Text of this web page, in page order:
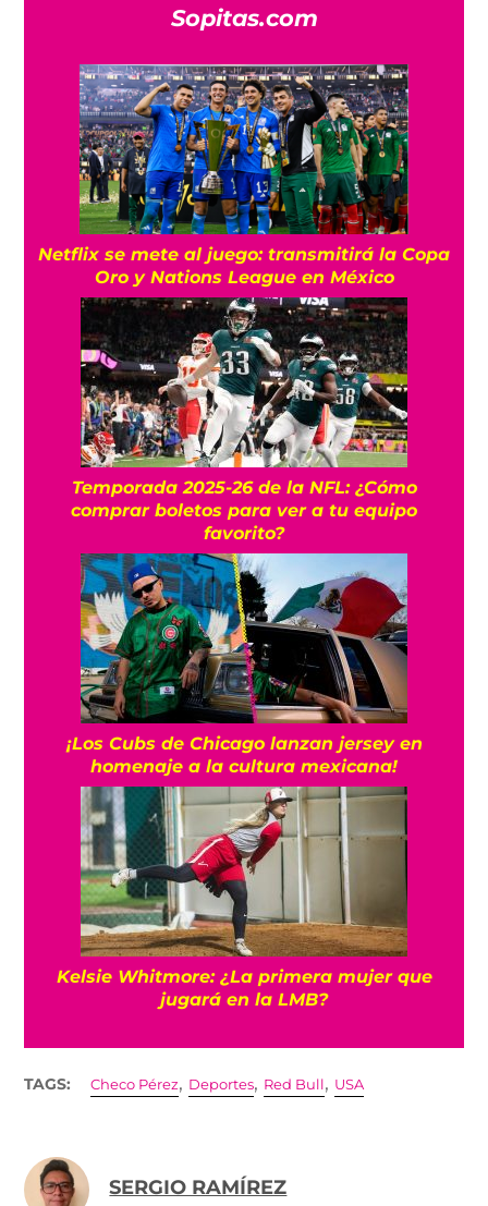
Sopitas.com
Netflix se mete al juego: transmitirá la Copa
Oro y Nations League en México
Temporada 2025-26 de la NFL: ¿Cómo
comprar boletos para ver a tu equipo
favorito?
¡Los Cubs de Chicago lanzan jersey en
homenaje a la cultura mexicana!
Kelsie Whitmore: ¿La primera mujer que
jugará en la LMB?
TAGS: Checo Pérez, Deportes, Red Bull, USA
SERGIO RAMÍREZ